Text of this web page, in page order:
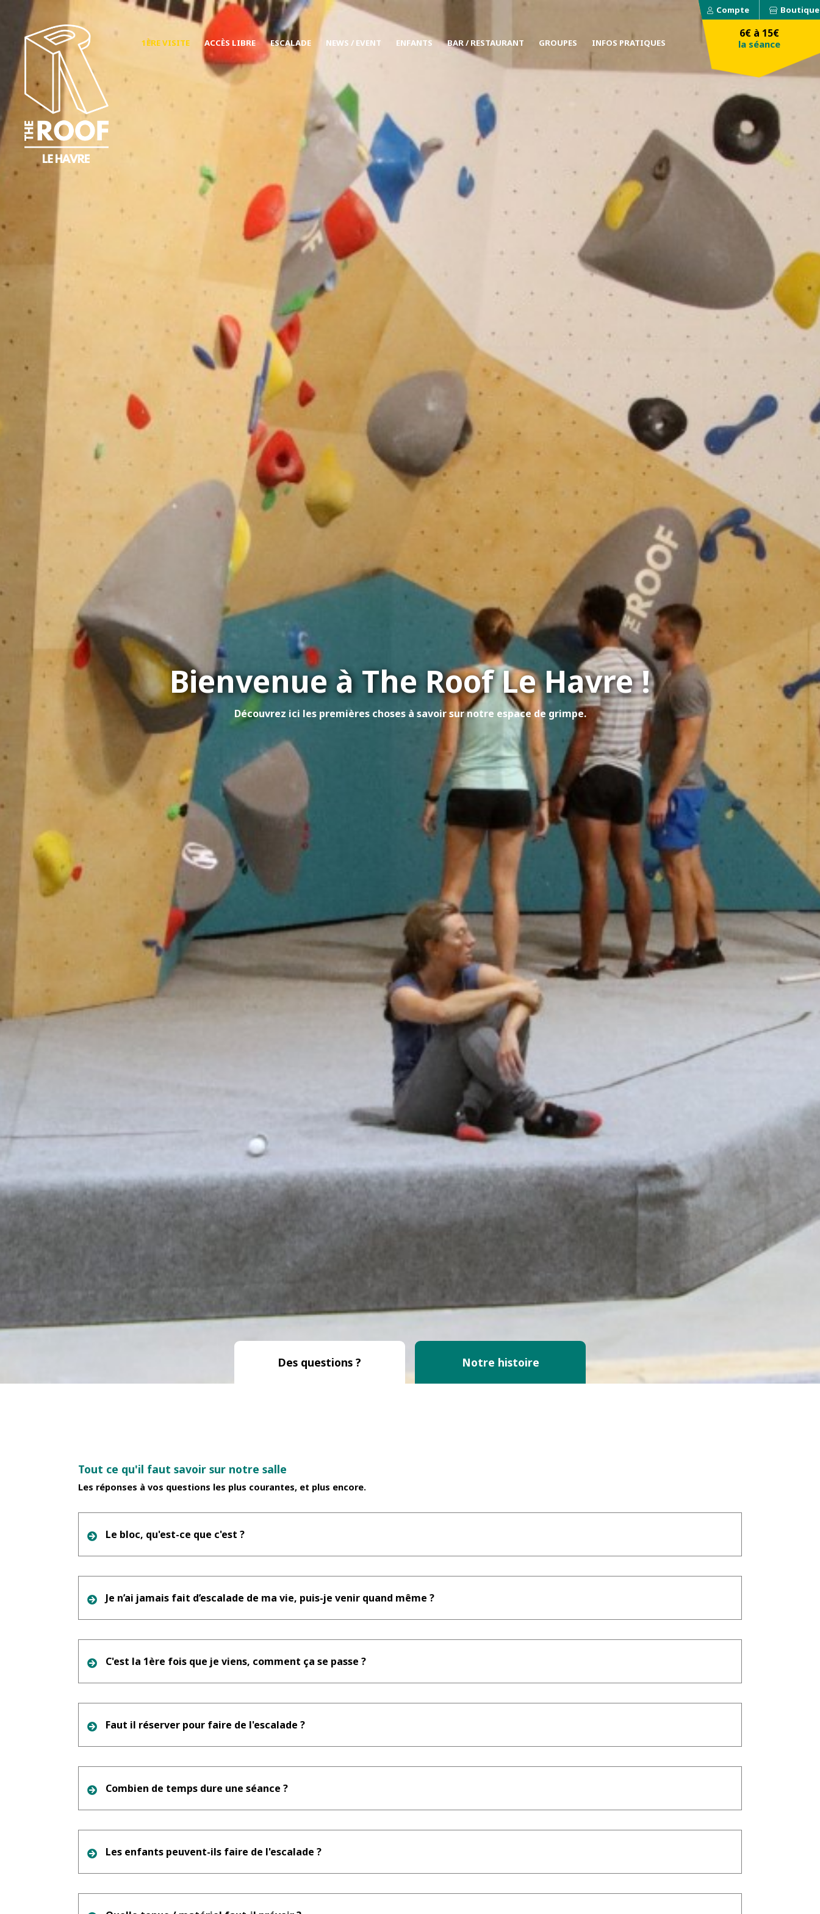
1ÈRE VISITE ACCÈS LIBRE ESCALADE NEWS / EVENT ENFANTS BAR / RESTAURANT GROUPES INFOS PRATIQUES
Compte Boutique
6€ à 15€
la séance
Bienvenue à The Roof Le Havre !
Découvrez ici les premières choses à savoir sur notre espace de grimpe.
Des questions ? Notre histoire
Tout ce qu'il faut savoir sur notre salle
Les réponses à vos questions les plus courantes, et plus encore.
Le bloc, qu'est-ce que c'est ?
Je n’ai jamais fait d’escalade de ma vie, puis-je venir quand même ?
C'est la 1ère fois que je viens, comment ça se passe ?
Faut il réserver pour faire de l'escalade ?
Combien de temps dure une séance ?
Les enfants peuvent-ils faire de l'escalade ?